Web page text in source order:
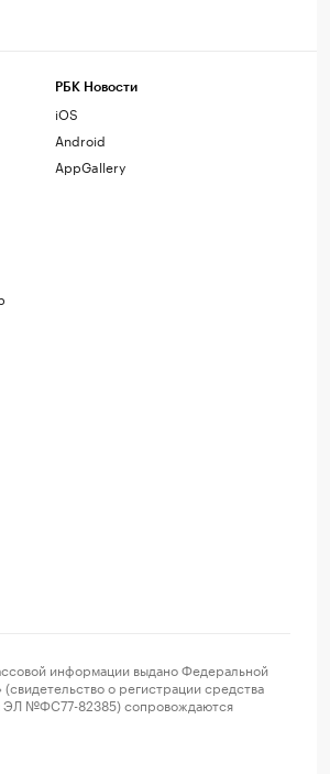
РБК Новости
iOS
Android
AppGallery
информации выдано Федеральной
о регистрации средства
ЭЛ №ФС77-82385) сопровождаются